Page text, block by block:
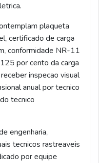
plaqueta
certificado de carga
conformidade NR-11
por cento da carga
inspecao visual
anual por tecnico
tecnico
engenharia,
tecnicos rastreaveis
por equipe